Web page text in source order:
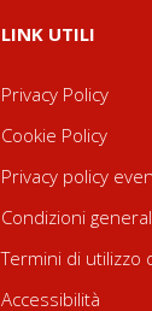
LINK UTILI
Privacy Policy
Cookie Policy
Privacy policy
Condizioni
Termini di utilizzo
Accessibilità